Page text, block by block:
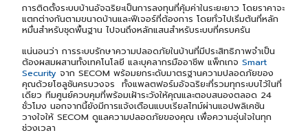
การติดตั้งระบบบ้านอัจฉริยะเป็นการลงทุนที่คุ้มค่าในระยะยาว โดยราคาจะ
แตกต่างกันตามขนาดบ้านและฟีเจอร์ที่ต้องการ โดยทั่วไปเริ่มต้นที่หลัก
หมื่นสำหรับชุดพื้นฐาน ไปจนถึงหลักแสนสำหรับระบบที่ครบครัน
แน่นอนว่า การระบบรักษาความปลอดภัยในบ้านที่มีประสิทธิภาพจำเป็น
ต้องผสมผสานทั้งเทคโนโลยี และบุคลากรมืออาชีพ แพ็กเกจ Smart
Security จาก SECOM พร้อมยกระดับมาตรฐานความปลอดภัยของ
คุณด้วยโซลูชันครบวงจร ทั้งแพลตฟอร์มอัจฉริยะที่รวมทุกระบบไว้ในที่
เดียว ทีมศูนย์ควบคุมที่พร้อมเฝ้าระวังให้คุณและตอบสนองตลอด 24
ชั่วโมง นอกจากนี้ยังมีการแจ้งเตือนแบบเรียลไทม์ผ่านแอปพลิเคชัน
วางใจให้ SECOM ดูแลความปลอดภัยของคุณ เพื่อความอุ่นใจในทุก
ช่วงเวลา